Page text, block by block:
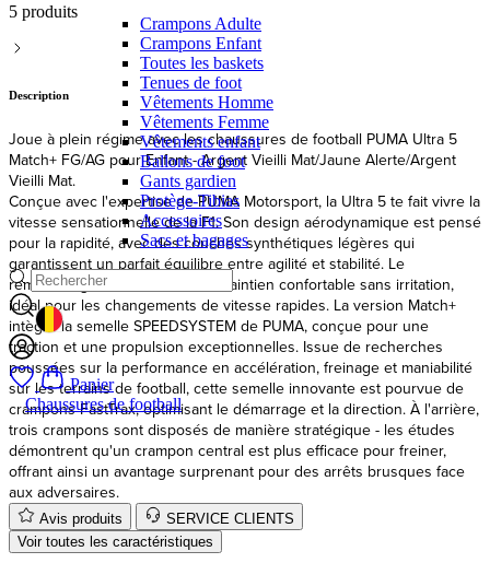
Crampons Adulte
Crampons Enfant
Toutes les baskets
Tenues de foot
Vêtements Homme
Vêtements Femme
Vêtements enfant
Ballons de foot
Gants gardien
Protège-Tibias
Accessoires
Sacs et bagages
GEOLOCATION BUTTON: BELGIQUE
Panier
Chaussures de football
Description
Joue à plein régime avec les chaussures de football PUMA Ultra 5
Match+ FG/AG pour Enfant - Argent Vieilli Mat/Jaune Alerte/Argent
Vieilli Mat.
Conçue avec l'expertise de PUMA Motorsport, la Ultra 5 te fait vivre la
vitesse sensationnelle de la F1. Son design aérodynamique est pensé
pour la rapidité, avec des couches synthétiques légères qui
garantissent un parfait équilibre entre agilité et stabilité. Le
rembourrage au talon offre un maintien confortable sans irritation,
idéal pour les changements de vitesse rapides. La version Match+
intègre la semelle SPEEDSYSTEM de PUMA, conçue pour une
traction et une propulsion exceptionnelles. Issue de recherches
poussées sur la performance en accélération, freinage et maniabilité
sur les terrains de football, cette semelle innovante est pourvue de
crampons FastTrax, optimisant le démarrage et la direction. À l'arrière,
trois crampons sont disposés de manière stratégique - les études
démontrent qu'un crampon central est plus efficace pour freiner,
offrant ainsi un avantage surprenant pour des arrêts brusques face
aux adversaires.
Avis produits
SERVICE CLIENTS
Voir toutes les caractéristiques
Guide des types de terrains